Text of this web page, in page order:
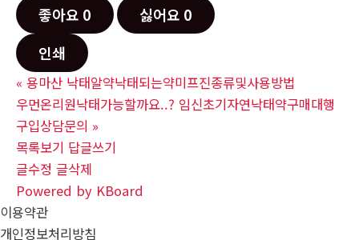
좋아요 0 싫어요 0
인쇄
« 용마산 낙태알약낙태되는약미프진종류및사용방법
우먼온리원낙태가능할까요..? 임신초기자연낙태약구매대행
구입상담문의 »
목록보기 답글쓰기
글수정 글삭제
Powered by KBoard
이용약관
개인정보처리방침